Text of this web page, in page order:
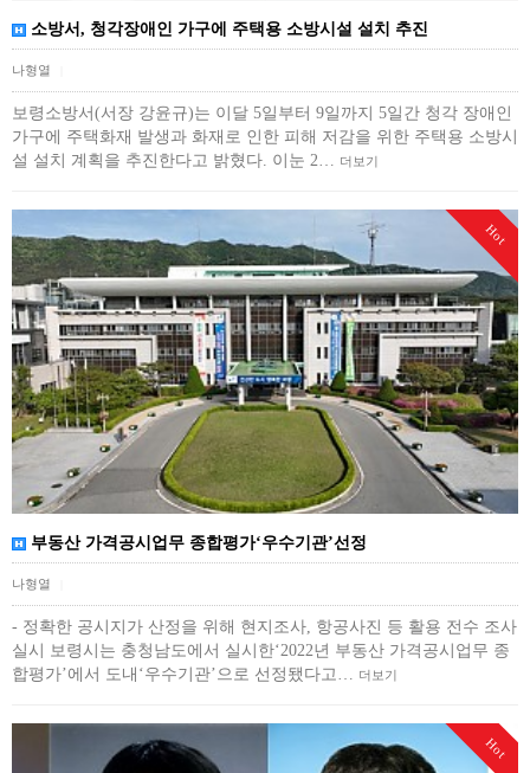
소방서, 청각장애인 가구에 주택용 소방시설 설치 추진
나형열
보령소방서(서장 강윤규)는 이달 5일부터 9일까지 5일간 청각 장애인
가구에 주택화재 발생과 화재로 인한 피해 저감을 위한 주택용 소방시
설 설치 계획을 추진한다고 밝혔다. 이눈 2… 더보기
Hot
부동산 가격공시업무 종합평가‘우수기관’선정
나형열
- 정확한 공시지가 산정을 위해 현지조사, 항공사진 등 활용 전수 조사
실시 보령시는 충청남도에서 실시한‘2022년 부동산 가격공시업무 종
합평가’에서 도내‘우수기관’으로 선정됐다고… 더보기
Hot